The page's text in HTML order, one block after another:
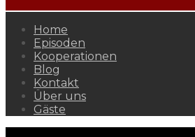
Home
Episoden
Kooperationen
Blog
Kontakt
Über uns
Gäste